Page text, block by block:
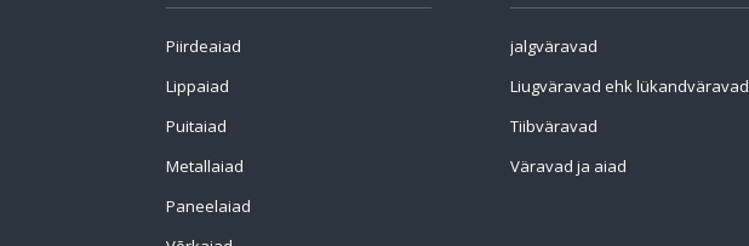
Piirdeaiad
Lippaiad
Puitaiad
Metallaiad
Paneelaiad
jalgväravad
Liugväravad ehk lükandväravad
Tiibväravad
Väravad ja aiad